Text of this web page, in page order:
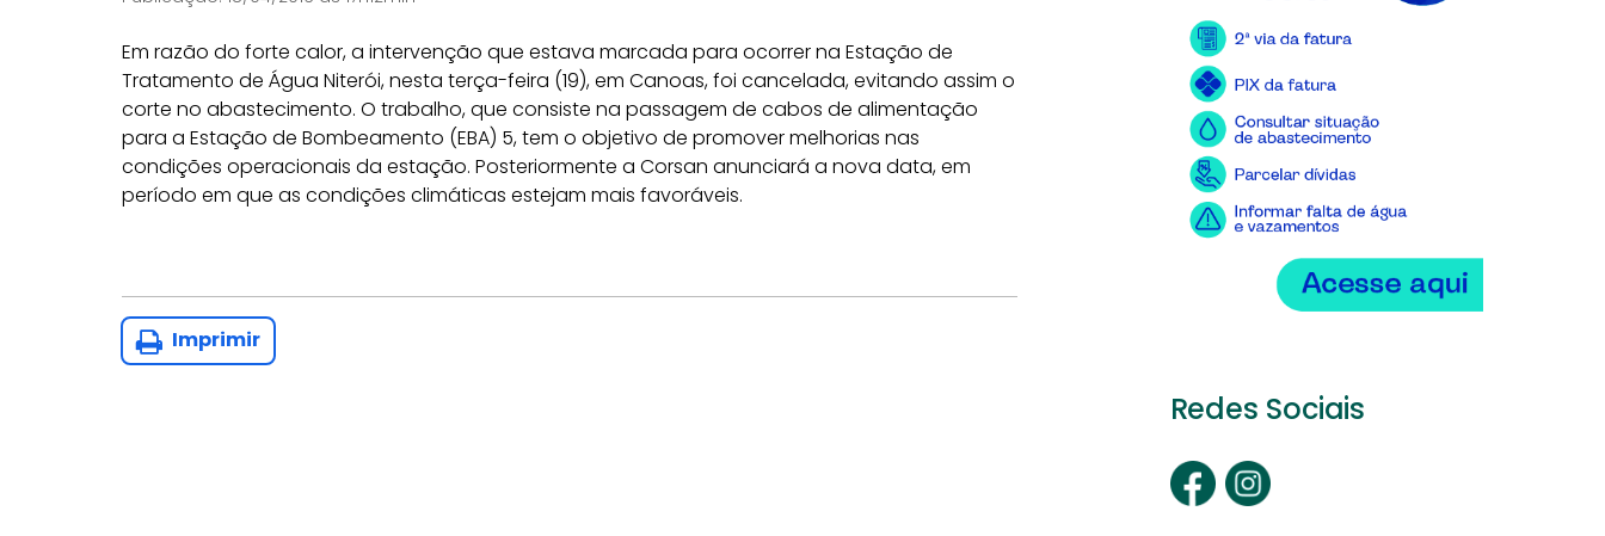
Em razão do forte calor, a intervenção que estava marcada para ocorrer na Estação de
Tratamento de Água Niterói, nesta terça-feira (19), em Canoas, foi cancelada, evitando assim o
corte no abastecimento. O trabalho, que consiste na passagem de cabos de alimentação
para a Estação de Bombeamento (EBA) 5, tem o objetivo de promover melhorias nas
condições operacionais da estação. Posteriormente a Corsan anunciará a nova data, em
período em que as condições climáticas estejam mais favoráveis.
Imprimir
Redes Sociais